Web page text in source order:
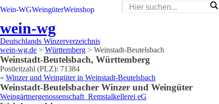
Wein-WGWeingüterWeinshop
wein-wg
Deutschlands Winzerverzeichnis
wein-wg.de > Württemberg > Weinstadt-Beutelsbach
Weinstadt-Beutelsbach, Württemberg
Postleitzahl (PLZ): 71384
» Winzer und Weingüter in Weinstadt-Beutelsbach
Weinstadt-Beutelsbacher Winzer und Weingüter
Weingärtnergenossenschaft Remstalkellerei eG